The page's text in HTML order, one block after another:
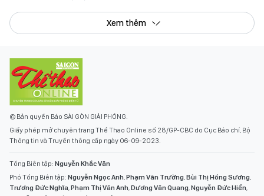
Xem thêm
© Bản quyền Báo SÀI GÒN GIẢI PHÓNG.
Giấy phép mở chuyên trang Thể Thao Online số 28/GP-CBC do Cục Báo chí, Bộ
Thông tin và Truyền thông cấp ngày 06-09-2023.
Tổng Biên tập: Nguyễn Khắc Văn
Phó Tổng Biên tập: Nguyễn Ngọc Anh,Phạm Văn Trường,Bùi Thị Hồng Sương,
Trương Đức Nghĩa,Phạm Thị Vân Anh,Dương Văn Quang,Nguyễn Đức Hiển,